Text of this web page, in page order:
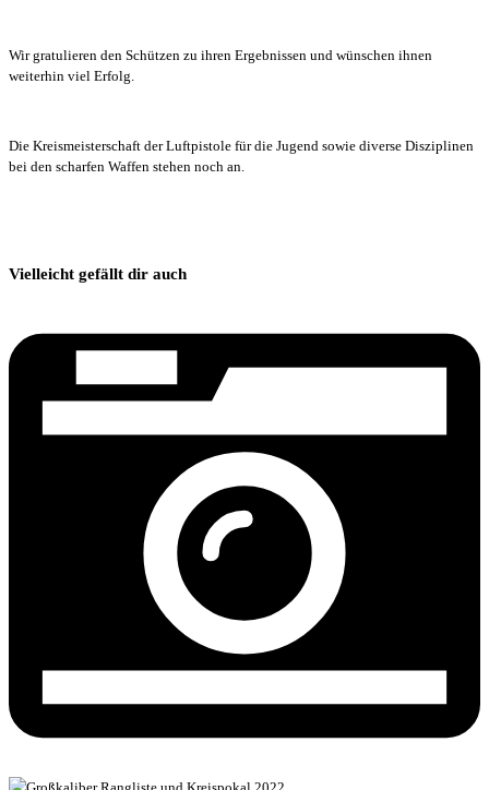
Wir gratulieren den Schützen zu ihren Ergebnissen und wünschen ihnen
weiterhin viel Erfolg.
Die Kreismeisterschaft der Luftpistole für die Jugend sowie diverse Disziplinen
bei den scharfen Waffen stehen noch an.
Vielleicht gefällt dir auch